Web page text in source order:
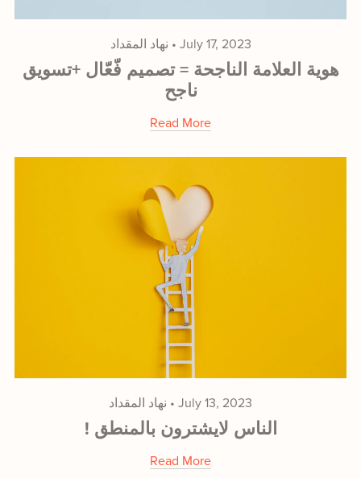
نهاد المقداد July 17, 2023
هوية العلامة الناجحة = تصميم فّعّال +تسويق
ناجح
Read More
نهاد المقداد July 13, 2023
! الناس لايشترون بالمنطق
Read More